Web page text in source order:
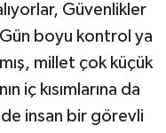
Güvenlikler
boyu kontrol ya
millet çok küçük
iç kısımlarına da
insan bir görevli